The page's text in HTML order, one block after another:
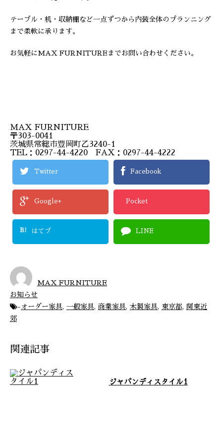
テーブル・机・収納棚など一点ずつから内装全体のプランニング
まで柔軟に承ります。
お気軽にMAX FURNITUREまでお問い合わせください。
MAX FURNITURE
〒303-0041
茨城県常総市豊岡町乙3240-1
TEL：0297-44-4220 FAX：0297-44-4222
Twitter Facebook
Google+ Pocket
B! はてブ LINE
MAX FURNITURE
お知らせ
- オーダー家具, 一般家具, 商業家具, 木製家具, 東京都, 関東近
郊
関連記事
ジャパンディスタイル1